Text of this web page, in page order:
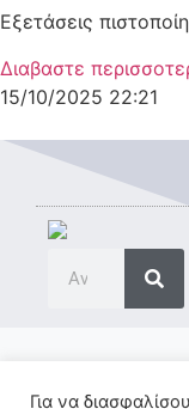
Εξετάσεις
Διαβαστε
15/10/2025 22:21
Για να